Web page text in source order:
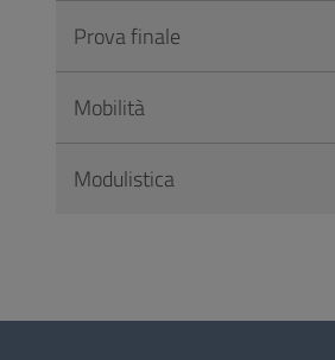
Prova finale
Mobilità
Modulistica
Questionario